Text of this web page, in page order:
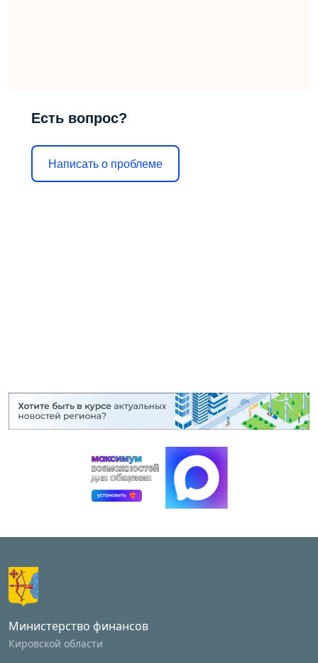
Есть вопрос?
Написать о проблеме
Министерство финансов
Кировской области